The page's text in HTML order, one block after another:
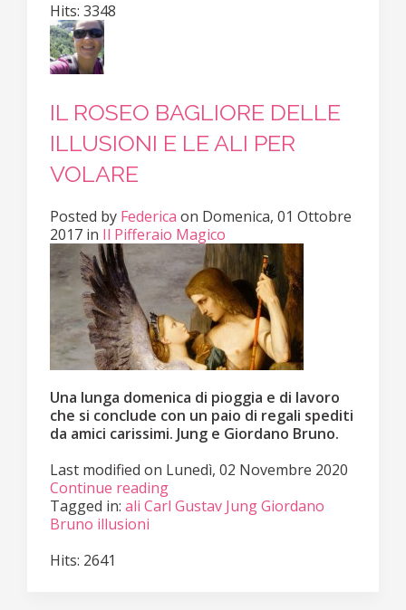
Hits: 3348
IL ROSEO BAGLIORE DELLE
ILLUSIONI E LE ALI PER
VOLARE
Posted by Federica on Domenica, 01 Ottobre
2017 in Il Pifferaio Magico
Una lunga domenica di pioggia e di lavoro
che si conclude con un paio di regali spediti
da amici carissimi. Jung e Giordano Bruno.
Last modified on Lunedì, 02 Novembre 2020
Continue reading
Tagged in: ali Carl Gustav JungGiordano
Bruno illusioni
Hits: 2641